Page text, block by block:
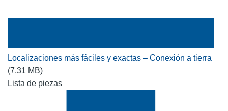
Localizaciones más fáciles y exactas – Conexión a tierra
(7,31 MB)
Lista de piezas